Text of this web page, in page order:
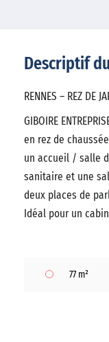
Descriptif
RENNES – REZ DE
GIBOIRE
en rez de
un accueil / salle
sanitaire et une
deux places de
Idéal pour un
77 m²